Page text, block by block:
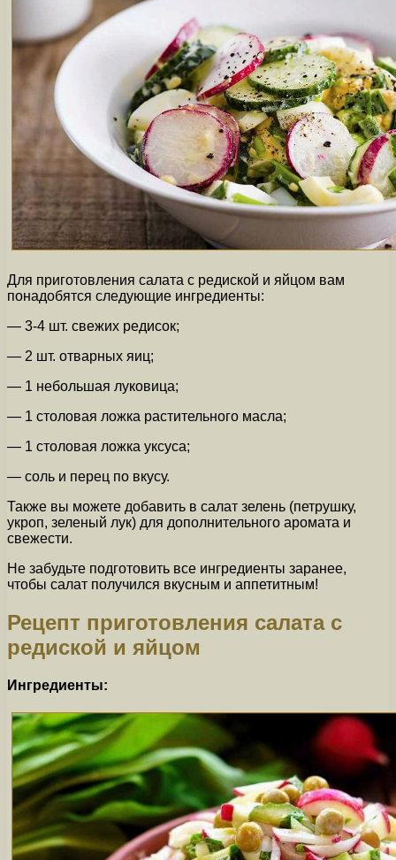
Для приготовления салата с редиской и яйцом вам
понадобятся следующие ингредиенты:
— 3-4 шт. свежих редисок;
— 2 шт. отварных яиц;
— 1 небольшая луковица;
— 1 столовая ложка растительного масла;
— 1 столовая ложка уксуса;
— соль и перец по вкусу.
Также вы можете добавить в салат зелень (петрушку,
укроп, зеленый лук) для дополнительного аромата и
свежести.
Не забудьте подготовить все ингредиенты заранее,
чтобы салат получился вкусным и аппетитным!
Рецепт приготовления салата с
редиской и яйцом
Ингредиенты: